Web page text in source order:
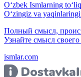
O‘zbek Ismlarning
O‘zingiz va
Полный смысл,
Узнайте смысл
ismlar.com